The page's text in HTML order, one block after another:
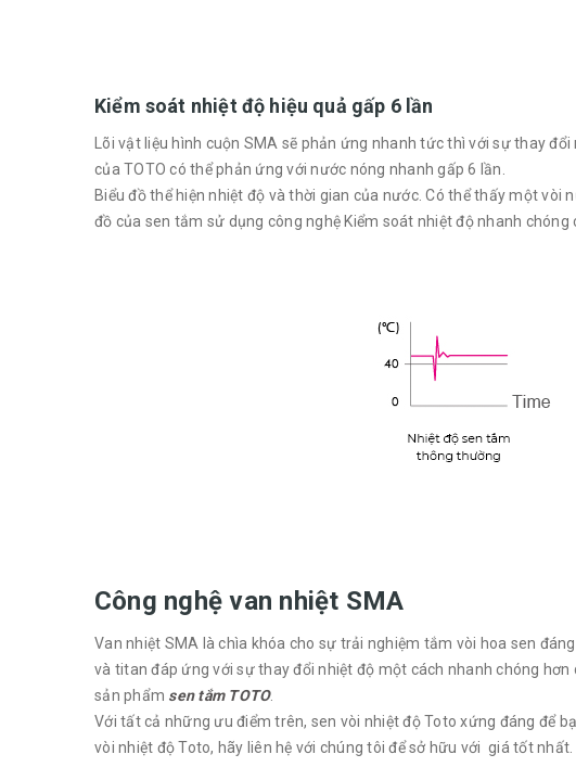
Kiểm soát nhiệt độ hiệu quả gấp 6 lần
Lõi vật liệu hình cuộn SMA sẽ phản ứng nhanh tức thì với sự thay
của TOTO có thể phản ứng với nước nóng nhanh gấp 6 lần.
Biểu đồ thể hiện nhiệt độ và thời gian của nước. Có thể thấy một
đồ của sen tắm sử dụng công nghệ Kiểm soát nhiệt độ nhanh
Công nghệ van nhiệt SMA
Van nhiệt SMA là chìa khóa cho sự trải nghiệm tắm vòi hoa sen
và titan đáp ứng với sự thay đổi nhiệt độ một cách nhanh chóng
sản phẩm sen tắm TOTO.
Với tất cả những ưu điểm trên, sen vòi nhiệt độ Toto xứng đáng để
vòi nhiệt độ Toto, hãy liên hệ với chúng tôi để sở hữu với giá tốt nhất.